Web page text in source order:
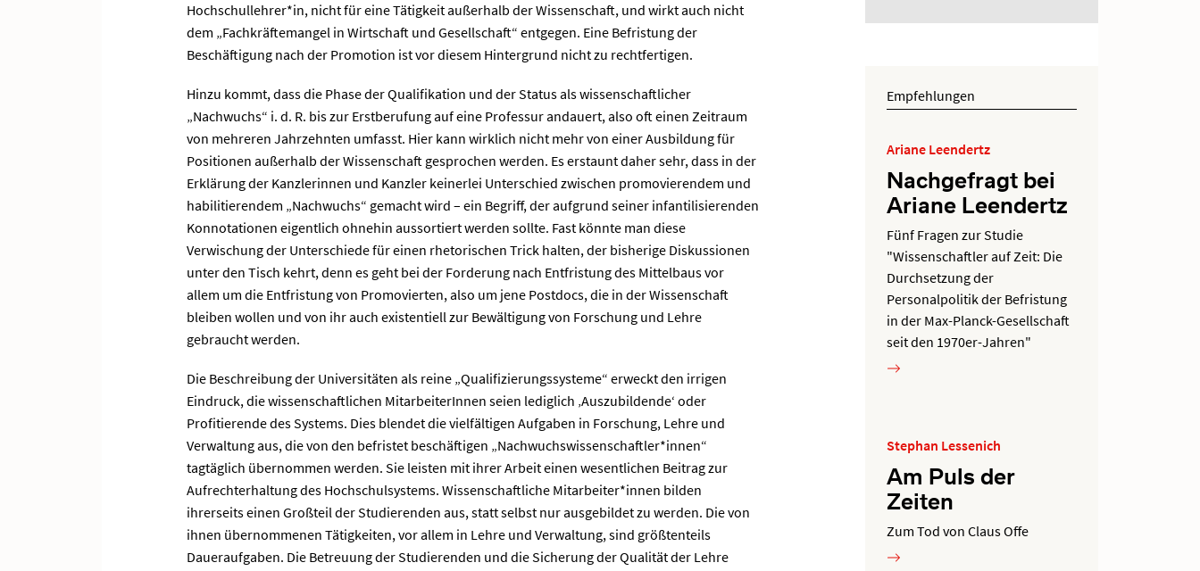
Hochschullehrer*in, nicht für eine Tätigkeit außerhalb der Wissenschaft, und wirkt auch nicht
dem „Fachkräftemangel in Wirtschaft und Gesellschaft“ entgegen. Eine Befristung der
Beschäftigung nach der Promotion ist vor diesem Hintergrund nicht zu rechtfertigen.
Hinzu kommt, dass die Phase der Qualifikation und der Status als wissenschaftlicher
„Nachwuchs“ i. d. R. bis zur Erstberufung auf eine Professur andauert, also oft einen Zeitraum
von mehreren Jahrzehnten umfasst. Hier kann wirklich nicht mehr von einer Ausbildung für
Positionen außerhalb der Wissenschaft gesprochen werden. Es erstaunt daher sehr, dass in der
Erklärung der Kanzlerinnen und Kanzler keinerlei Unterschied zwischen promovierendem und
habilitierendem „Nachwuchs“ gemacht wird – ein Begriff, der aufgrund seiner infantilisierenden
Konnotationen eigentlich ohnehin aussortiert werden sollte. Fast könnte man diese
Verwischung der Unterschiede für einen rhetorischen Trick halten, der bisherige Diskussionen
unter den Tisch kehrt, denn es geht bei der Forderung nach Entfristung des Mittelbaus vor
allem um die Entfristung von Promovierten, also um jene Postdocs, die in der Wissenschaft
bleiben wollen und von ihr auch existentiell zur Bewältigung von Forschung und Lehre
gebraucht werden.
Die Beschreibung der Universitäten als reine „Qualifizierungssysteme“ erweckt den irrigen
Eindruck, die wissenschaftlichen MitarbeiterInnen seien lediglich ‚Auszubildende‘ oder
Profitierende des Systems. Dies blendet die vielfältigen Aufgaben in Forschung, Lehre und
Verwaltung aus, die von den befristet beschäftigen „Nachwuchswissenschaftler*innen“
tagtäglich übernommen werden. Sie leisten mit ihrer Arbeit einen wesentlichen Beitrag zur
Aufrechterhaltung des Hochschulsystems. Wissenschaftliche Mitarbeiter*innen bilden
ihrerseits einen Großteil der Studierenden aus, statt selbst nur ausgebildet zu werden. Die von
ihnen übernommenen Tätigkeiten, vor allem in Lehre und Verwaltung, sind größtenteils
Daueraufgaben. Die Betreuung der Studierenden und die Sicherung der Qualität der Lehre
Empfehlungen
Ariane Leendertz
Nachgefragt bei
Ariane Leendertz
Fünf Fragen zur Studie
"Wissenschaftler auf Zeit: Die
Durchsetzung der
Personalpolitik der Befristung
in der Max-Planck-Gesellschaft
seit den 1970er-Jahren"
Stephan Lessenich
Am Puls der
Zeiten
Zum Tod von Claus Offe